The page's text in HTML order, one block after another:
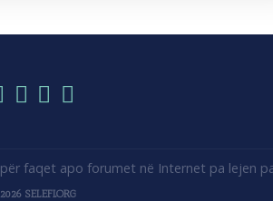
faqet apo forumet në Internet pa lejen
SELEFI.ORG